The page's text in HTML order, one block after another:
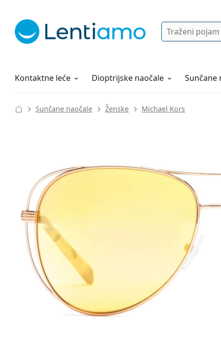
Pretraga
Kontaktne leće
Otopine za leće Dioptrijske naočale Sunčane
Sve o kupovini
Sunčane naočale Ženske Michael Kors
52 mm
Visina leće
58 mm
Širina leće